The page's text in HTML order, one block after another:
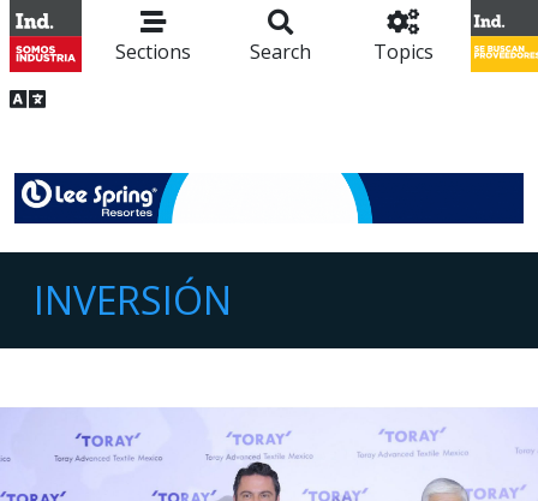
Sections Search Topics
INVERSIÓN